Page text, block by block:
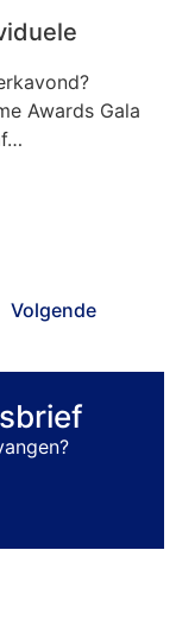
Awards Gala
Volgende